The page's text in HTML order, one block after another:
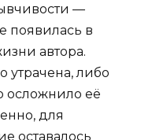
—
появилась в
автора.
утрачена, либо
осложнило её
для
оставалось